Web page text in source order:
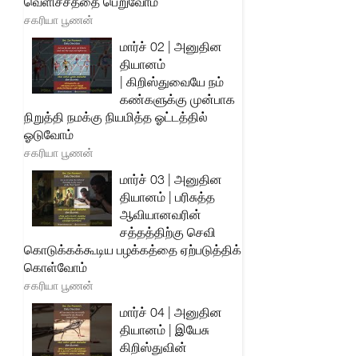
சகரியா பூணன்
மார்ச் 02 | அனுதின
தியானம்
| கிறிஸ்துவையே நம்
கண்களுக்கு முன்பாக
நிறுத்தி நமக்கு நியமித்த ஓட்டத்தில்
ஓடுவோம்
சகரியா பூணன்
மார்ச் 03 | அனுதின
தியானம் | பரிசுத்த
ஆவியானவரின்
சத்தத்திற்கு செவி
கொடுக்கக்கூடிய பழக்கத்தை ஏற்படுத்திக்
கொள்வோம்
சகரியா பூணன்
மார்ச் 04 | அனுதின
தியானம் | இயேசு
கிறிஸ்துவின்